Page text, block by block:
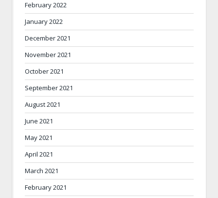
February 2022
January 2022
December 2021
November 2021
October 2021
September 2021
August 2021
June 2021
May 2021
April 2021
March 2021
February 2021